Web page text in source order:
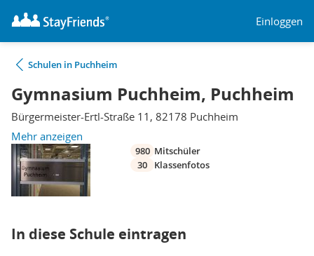
Einloggen
Schulen in Puchheim
Gymnasium Puchheim, Puchheim
Bürgermeister-Ertl-Straße 11, 82178 Puchheim
Mehr anzeigen
980 Mitschüler
30
Klassenfotos
In diese Schule eintragen